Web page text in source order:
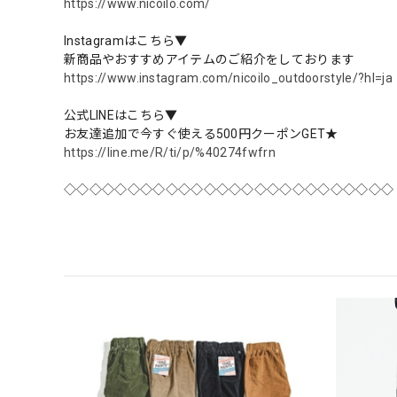
https://www.nicoilo.com/
Instagramはこちら▼
新商品やおすすめアイテムのご紹介をしております
https://www.instagram.com/nicoilo_outdoorstyle/?hl=ja
公式LINEはこちら▼
お友達追加で今すぐ使える500円クーポンGET★
https://line.me/R/ti/p/%40274fwfrn
◇◇◇◇◇◇◇◇◇◇◇◇◇◇◇◇◇◇◇◇◇◇◇◇◇◇